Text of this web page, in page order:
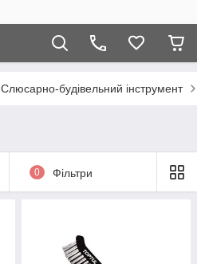
Слюсарно-будівельний інструмент
0 Фільтри